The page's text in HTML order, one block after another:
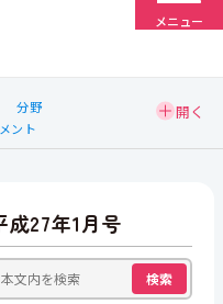
メニュー
分野
ント
27年1月号
検索